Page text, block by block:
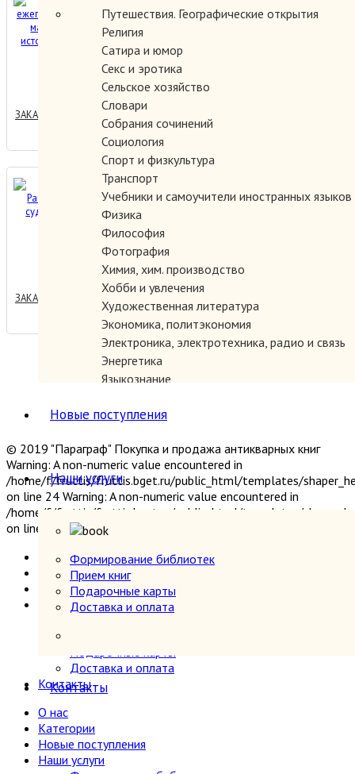
Путешествия. Географические открытия
Религия
Сатира и юмор
Секс и эротика
Сельское хозяйство
Словари
Собрания сочинений
Социология
Спорт и физкультура
Транспорт
Учебники и самоучители иностранных языков
Физика
Философия
Фотография
Химия, хим. производство
Хобби и увлечения
Художественная литература
Экономика, политэкономия
Электроника, электротехника, радио и связь
Энергетика
Языкознание
Новые поступления
Наши услуги
Формирование библиотек
Прием книг
Подарочные карты
Доставка и оплата
Контакты
Статьи и материалы по
истории Франции. 1965
600.00 руб.
ЗАКАЗАТЬ
Французы. Размышления о
судьбе народа.
300.00 руб.
ЗАКАЗАТЬ
© 2019 "Параграф" Покупка и продажа антикварных книг
Warning: A non-numeric value encountered in
/home/f/fruttis/fruttis.bget.ru/public_html/templates/
on line 24 Warning: A non-numeric value encountered in
/home/f/fruttis/fruttis.bget.ru/public_html/templates/
on line 24
О нас
Категории
Новые поступления
Наши услуги
Подарочные карты
Доставка и оплата
Контакты
О нас
Категории
Новые поступления
Наши услуги